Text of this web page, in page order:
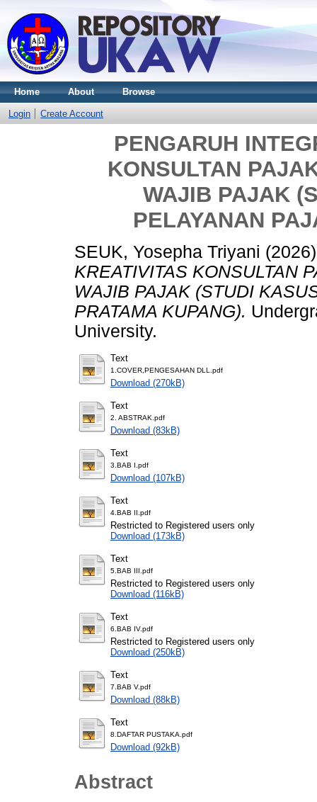
Home About Browse
Login Create Account
PENGARUH
KONSULTAN
WAJIB PAJAK
PELAYANAN
SEUK, Yosepha Triyani
KREATIVITAS KONSULTAN
WAJIB PAJAK (STUDI
PRATAMA KUPANG).
University.
Text
1.COVER,PENGESAHAN DLL.pdf
Download (270kB)
Text
2. ABSTRAK.pdf
Download (83kB)
Text
3.BAB I.pdf
Download (107kB)
Text
4.BAB II.pdf
Restricted to Registered users only
Download (173kB)
Text
5.BAB III.pdf
Restricted to Registered users only
Download (116kB)
Text
6.BAB IV.pdf
Restricted to Registered users only
Download (250kB)
Text
7.BAB V.pdf
Download (88kB)
Text
8.DAFTAR PUSTAKA.pdf
Download (92kB)
Abstract